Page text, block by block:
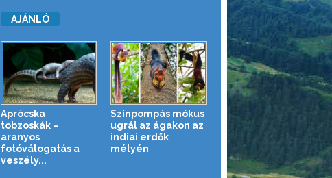
AJÁNLÓ
Aprócska
tobzoskák –
aranyos
fotóválogatás a
veszély...
Színpompás mókus
ugrál az ágakon az
indiai erdők
mélyén